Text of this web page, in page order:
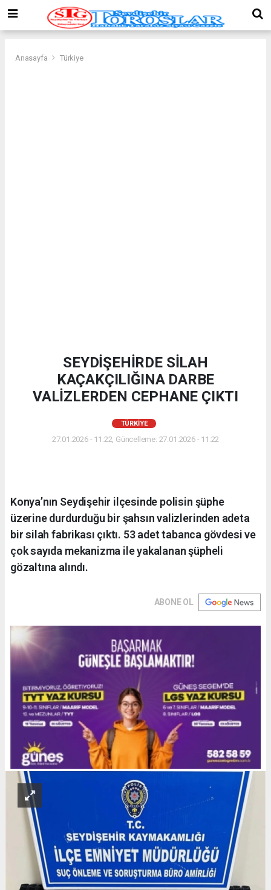
Anasayfa Türkiye
SEYDİŞEHİRDE SİLAH
KAÇAKÇILIĞINA DARBE
VALİZLERDEN CEPHANE ÇIKTI
TÜRKIYE
27.01.2026 - 11:22, Güncelleme: 27.01.2026 - 11:22
Konya’nın Seydişehir ilçesinde polisin şüphe
üzerine durdurduğu bir şahsın valizlerinden adeta
bir silah fabrikası çıktı. 53 adet tabanca gövdesi ve
çok sayıda mekanizma ile yakalanan şüpheli
gözaltına alındı.
ABONE OL